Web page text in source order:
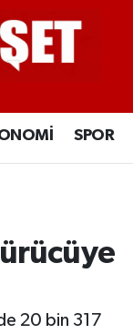
SPOR
20 bin 317